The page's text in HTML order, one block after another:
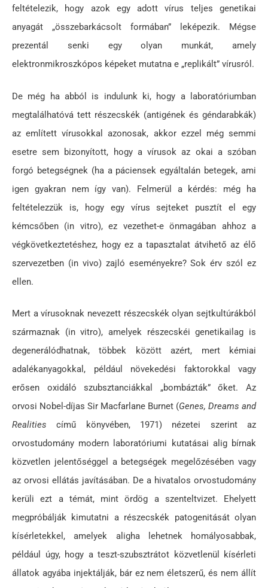
feltételezik, hogy azok egy adott vírus teljes genetikai
anyagát „összebarkácsolt formában” leképezik. Mégse
prezentál senki egy olyan munkát, amely
elektronmikroszkópos képeket mutatna e „replikált” vírusról.
De még ha abból is indulunk ki, hogy a laboratóriumban
megtalálhatóvá tett részecskék (antigének és géndarabkák)
az említett vírusokkal azonosak, akkor ezzel még semmi
esetre sem bizonyított, hogy a vírusok az okai a szóban
forgó betegségnek (ha a páciensek egyáltalán betegek, ami
igen gyakran nem így van). Felmerül a kérdés: még ha
feltételezzük is, hogy egy vírus sejteket pusztít el egy
kémcsőben (in vitro), ez vezethet-e önmagában ahhoz a
végkövetkeztetéshez, hogy ez a tapasztalat átvihető az élő
szervezetben (in vivo) zajló eseményekre? Sok érv szól ez
ellen.
Mert a vírusoknak nevezett részecskék olyan sejtkultúrákból
származnak (in vitro), amelyek részecskéi genetikailag is
degenerálódhatnak, többek között azért, mert kémiai
adalékanyagokkal, például növekedési faktorokkal vagy
erősen oxidáló szubsztanciákkal „bombázták” őket. Az
orvosi Nobel-díjas Sir Macfarlane Burnet (Genes, Dreams and
Realities című könyvében, 1971) nézetei szerint az
orvostudomány modern laboratóriumi kutatásai alig bírnak
közvetlen jelentőséggel a betegségek megelőzésében vagy
az orvosi ellátás javításában. De a hivatalos orvostudomány
kerüli ezt a témát, mint ördög a szenteltvizet. Ehelyett
megpróbálják kimutatni a részecskék patogenitását olyan
kísérletekkel, amelyek aligha lehetnek homályosabbak,
például úgy, hogy a teszt-szubsztrátot közvetlenül kísérleti
állatok agyába injektálják, bár ez nem életszerű, és nem állít